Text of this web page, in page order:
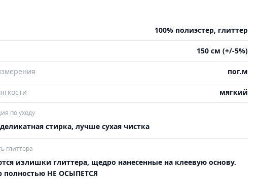
100% полиэстер, глиттер
150 см (+/-5%)
пог.м
мягкий
по уходу
стирка, лучше сухая чистка
глиттера
излишки глиттера, щедро нанесенные на клеевую основу.
полностью НЕ ОСЫПЕТСЯ